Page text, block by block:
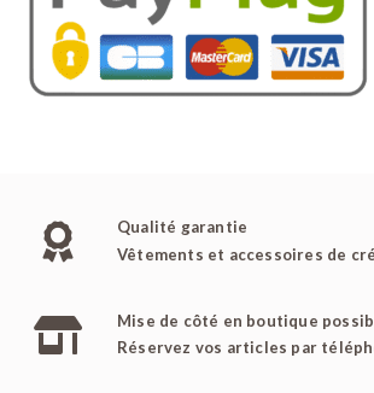
Qualité garantie
Vêtements et accessoires de
Mise de côté en boutique
Réservez vos articles par